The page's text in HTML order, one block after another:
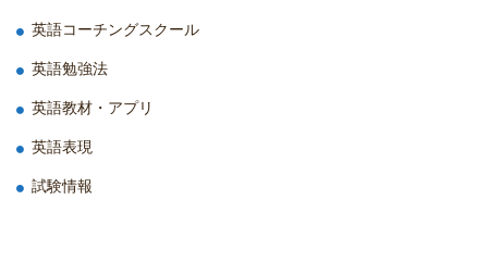
英語コーチングスクール
英語勉強法
英語教材・アプリ
英語表現
試験情報